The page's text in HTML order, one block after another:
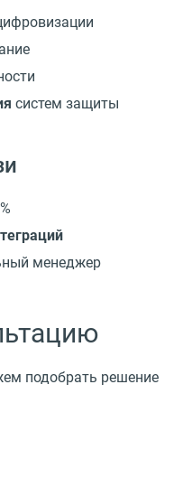
систем защиты
менеджер
подобрать решение